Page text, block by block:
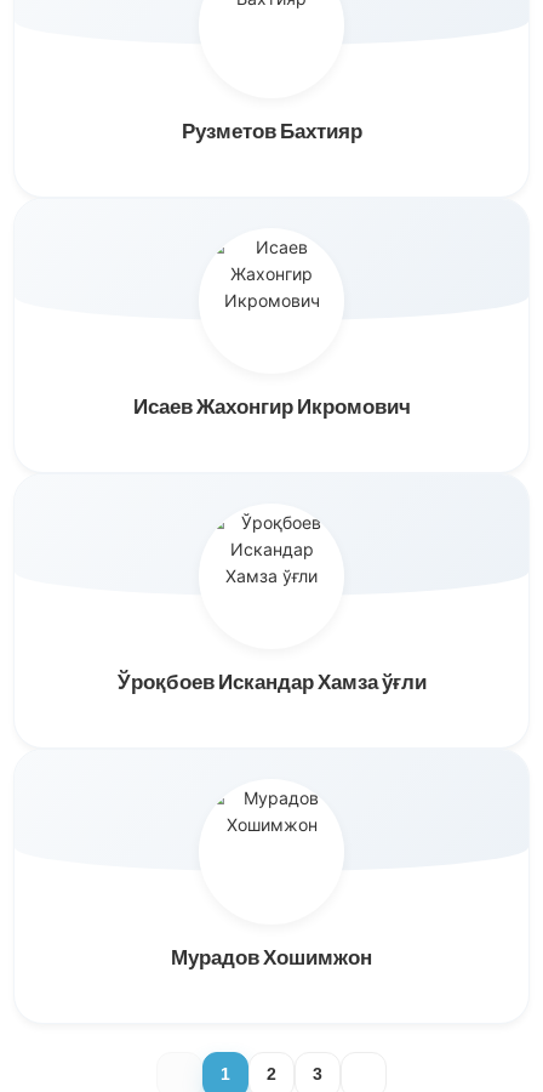
Рузметов Бахтияр
Исаев Жахонгир Икромович
Ўроқбоев Искандар Хамза ўғли
Мурадов Хошимжон
1 2 3